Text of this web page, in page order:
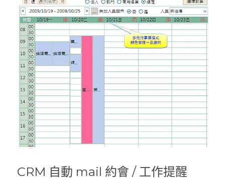
CRM 自動 mail 約會 / 工作提醒